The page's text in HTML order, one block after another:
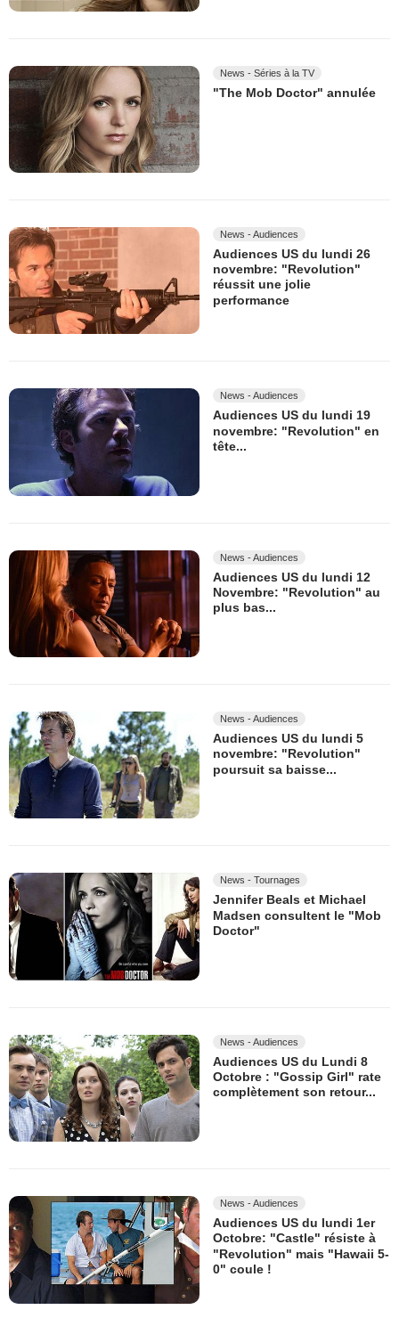
News - Séries à la TV
"The Mob Doctor" annulée
News - Audiences
Audiences US du lundi 26
novembre: "Revolution"
réussit une jolie
performance
News - Audiences
Audiences US du lundi 19
novembre: "Revolution" en
tête...
News - Audiences
Audiences US du lundi 12
Novembre: "Revolution" au
plus bas...
News - Audiences
Audiences US du lundi 5
novembre: "Revolution"
poursuit sa baisse...
News - Tournages
Jennifer Beals et Michael
Madsen consultent le "Mob
Doctor"
News - Audiences
Audiences US du Lundi 8
Octobre : "Gossip Girl" rate
complètement son retour...
News - Audiences
Audiences US du lundi 1er
Octobre: "Castle" résiste à
"Revolution" mais "Hawaii 5-
0" coule !